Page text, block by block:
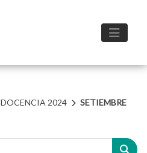
DOCENCIA 2024
SETIEMBRE